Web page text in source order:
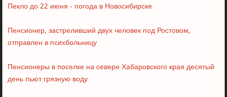
Пекло до 22 июня - погода в Новосибирске
Пенсионер, застреливший двух человек под Ростовом,
отправлен в психбольницу
Пенсионеры в поселке на севере Хабаровского края десятый
день пьют грязную воду